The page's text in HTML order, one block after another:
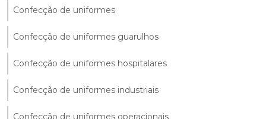
Confecção de uniformes
Confecção de uniformes guarulhos
Confecção de uniformes hospitalares
Confecção de uniformes industriais
Confecção de uniformes operacionais